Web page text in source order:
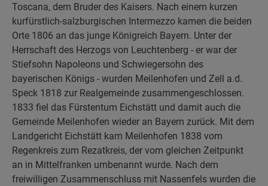
Toscana, dem Bruder des Kaisers. Nach einem kurzen
kurfürstlich-salzburgischen Intermezzo kamen die beiden
Orte 1806 an das junge Königreich Bayern. Unter der
Herrschaft des Herzogs von Leuchtenberg - er war der
Stiefsohn Napoleons und Schwiegersohn des
bayerischen Königs - wurden Meilenhofen und Zell a.d.
Speck 1818 zur Realgemeinde zusammengeschlossen.
1833 fiel das Fürstentum Eichstätt und damit auch die
Gemeinde Meilenhofen wieder an Bayern zurück. Mit dem
Landgericht Eichstätt kam Meilenhofen 1838 vom
Regenkreis zum Rezatkreis, der vom gleichen Zeitpunkt
an in Mittelfranken umbenannt wurde. Nach dem
freiwilligen Zusammenschluss mit Nassenfels wurden die